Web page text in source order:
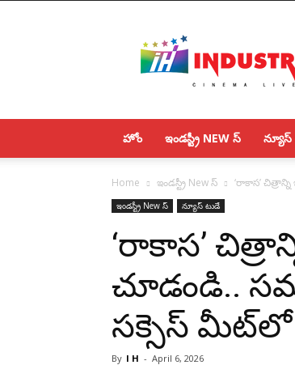
హోం ఇండస్ట్రీ NEW స్ న్యూస్
Home ఇండస్ట్రీ New స్ ‘రాకాస’
ఇండస్ట్రీ New స్ న్యూస్ టుడే
‘రాకాస’
చూడండి..
సక్సెస్
By I H - April 6, 2026